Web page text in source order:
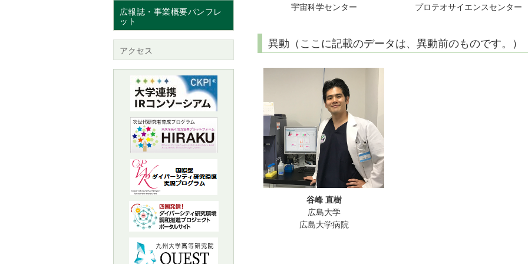
宇宙科学センター
プロテオサイエンスセンター
異動（ここに記載のデータは、異動前のものです。）
谷峰 直樹
広島大学
広島大学病院
広報誌・事業概要パンフレ
ット
アクセス